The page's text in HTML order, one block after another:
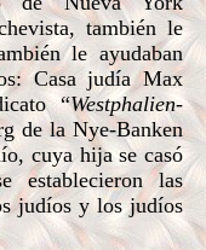
también le
le ayudaban
Casa judía Max
“Westphalien-
de la Nye-Banken
cuya hija se casó
establecieron las
judíos y los judíos